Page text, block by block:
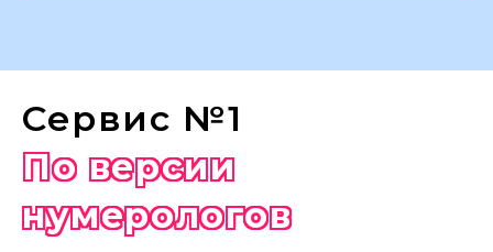
Сервис №1
По версии
нумерологов